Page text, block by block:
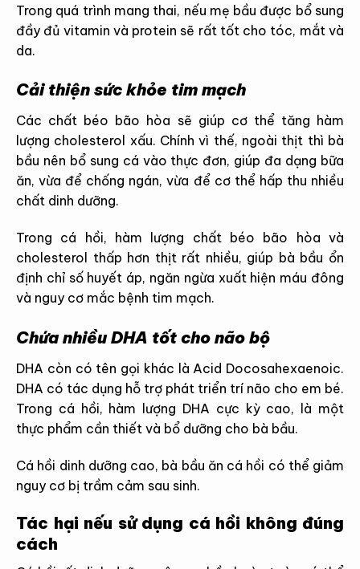
Trong quá trình mang thai, nếu mẹ bầu được bổ sung
đầy đủ vitamin và protein sẽ rất tốt cho tóc, mắt và
da.
Cải thiện sức khỏe tim mạch
Các chất béo bão hòa sẽ giúp cơ thể tăng hàm
lượng cholesterol xấu. Chính vì thế, ngoài thịt thì bà
bầu nên bổ sung cá vào thực đơn, giúp đa dạng bữa
ăn, vừa để chống ngán, vừa để cơ thể hấp thu nhiều
chất dinh dưỡng.
Trong cá hồi, hàm lượng chất béo bão hòa và
cholesterol thấp hơn thịt rất nhiều, giúp bà bầu ổn
định chỉ số huyết áp, ngăn ngừa xuất hiện máu đông
và nguy cơ mắc bệnh tim mạch.
Chứa nhiều DHA tốt cho não bộ
DHA còn có tên gọi khác là Acid Docosahexaenoic.
DHA có tác dụng hỗ trợ phát triển trí não cho em bé.
Trong cá hồi, hàm lượng DHA cực kỳ cao, là một
thực phẩm cần thiết và bổ dưỡng cho bà bầu.
Cá hồi dinh dưỡng cao, bà bầu ăn cá hồi có thể giảm
nguy cơ bị trầm cảm sau sinh.
Tác hại nếu sử dụng cá hồi không đúng
cách